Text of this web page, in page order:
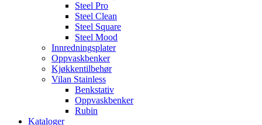
Steel Pro
Steel Clean
Steel Square
Steel Mood
Innredningsplater
Oppvaskbenker
Kjøkkentilbehør
Vilan Stainless
Benkstativ
Oppvaskbenker
Rubin
Kataloger